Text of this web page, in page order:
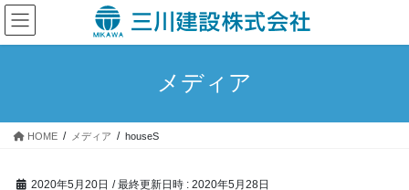
コ
ン
テ
ス
ナ
ビ
ゲ
ン
メディア
HOME メディア houseS
2020年5月20日 / 最終更新日時 : 2020年5月28日